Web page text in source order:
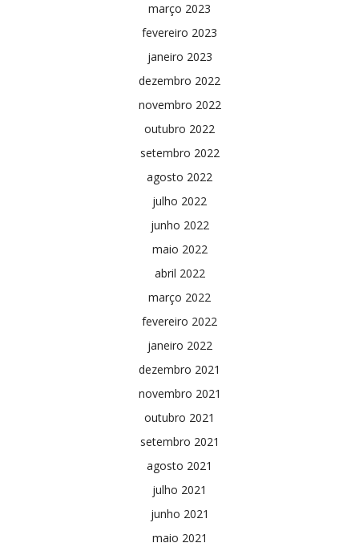
março 2023
fevereiro 2023
janeiro 2023
dezembro 2022
novembro 2022
outubro 2022
setembro 2022
agosto 2022
julho 2022
junho 2022
maio 2022
abril 2022
março 2022
fevereiro 2022
janeiro 2022
dezembro 2021
novembro 2021
outubro 2021
setembro 2021
agosto 2021
julho 2021
junho 2021
maio 2021